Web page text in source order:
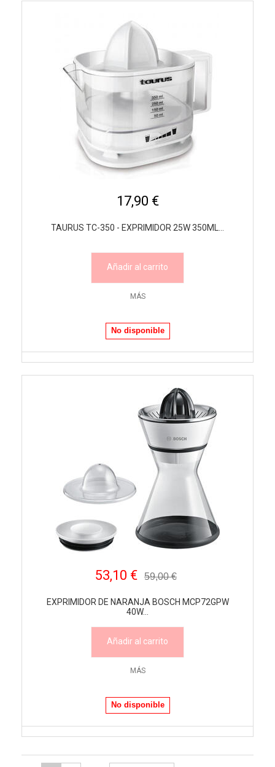
17,90 €
TAURUS TC-350 - EXPRIMIDOR 25W 350ML...
Añadir al carrito
MÁS
No disponible
53,10 € 59,00 €
EXPRIMIDOR DE NARANJA BOSCH MCP72GPW
40W...
Añadir al carrito
MÁS
No disponible